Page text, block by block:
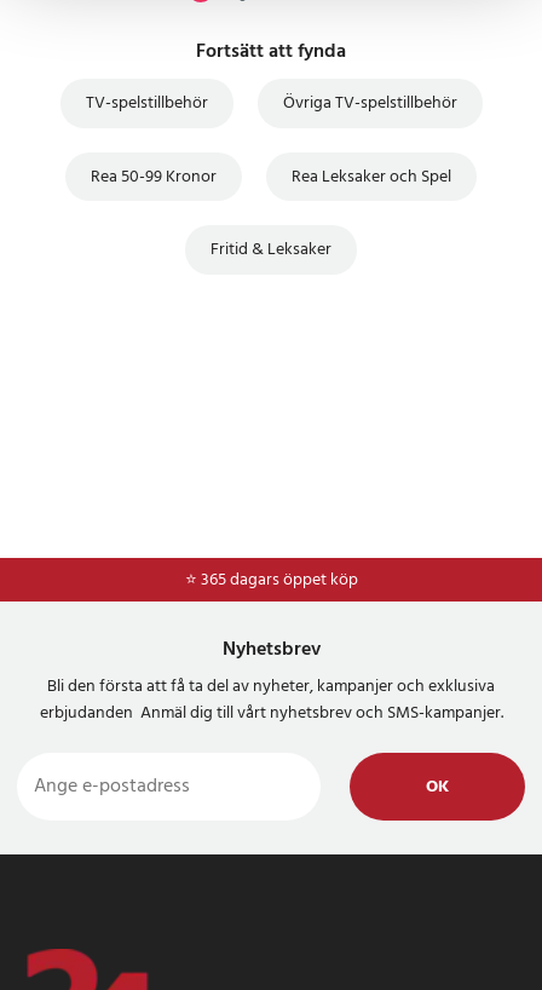
Fortsätt att fynda
TV-spelstillbehör Övriga TV-spelstillbehör
Rea 50-99 Kronor Rea Leksaker och Spel
Fritid & Leksaker
⭐ 365 dagars öppet köp
Nyhetsbrev
Bli den första att få ta del av nyheter, kampanjer och exklusiva
erbjudanden Anmäl dig till vårt nyhetsbrev och SMS-kampanjer.
OK